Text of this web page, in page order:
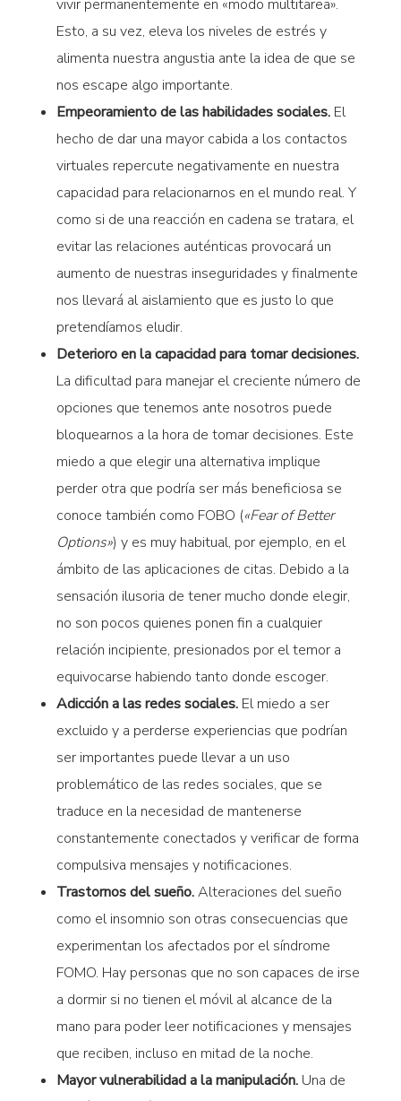
vivir permanentemente en «modo multitarea».
Esto, a su vez, eleva los niveles de estrés y
alimenta nuestra angustia ante la idea de que se
nos escape algo importante.
Empeoramiento de las habilidades sociales.El
hecho de dar una mayor cabida a los contactos
virtuales repercute negativamente en nuestra
capacidad para relacionarnos en el mundo real. Y
como si de una reacción en cadena se tratara, el
evitar las relaciones auténticas provocará un
aumento de nuestras inseguridades y finalmente
nos llevará al aislamiento que es justo lo que
pretendíamos eludir.
Deterioro en la capacidad para tomar decisiones.
La dificultad para manejar el creciente número de
opciones que tenemos ante nosotros puede
bloquearnos a la hora de tomar decisiones. Este
miedo a que elegir una alternativa implique
perder otra que podría ser más beneficiosa se
conoce también como FOBO («Fear of Better
Options») y es muy habitual, por ejemplo, en el
ámbito de las aplicaciones de citas. Debido a la
sensación ilusoria de tener mucho donde elegir,
no son pocos quienes ponen fin a cualquier
relación incipiente, presionados por el temor a
equivocarse habiendo tanto donde escoger.
Adicción a las redes sociales.El miedo a ser
excluido y a perderse experiencias que podrían
ser importantes puede llevar a un uso
problemático de las redes sociales, que se
traduce en la necesidad de mantenerse
constantemente conectados y verificar de forma
compulsiva mensajes y notificaciones.
Trastornos del sueño.Alteraciones del sueño
como el insomnio son otras consecuencias que
experimentan los afectados por el síndrome
FOMO. Hay personas que no son capaces de irse
a dormir si no tienen el móvil al alcance de la
mano para poder leer notificaciones y mensajes
que reciben, incluso en mitad de la noche.
Mayor vulnerabilidad a la manipulación.Una de